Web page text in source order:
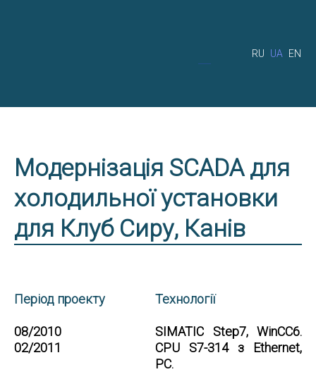
RU UA EN
Модернізація SCADA для
холодильної установки
для Клуб Сиру, Канів
Період проекту
08/2010
02/2011
Технології
SIMATIC Step7, WinCC6.
CPU S7-314 з Ethernet,
PC.